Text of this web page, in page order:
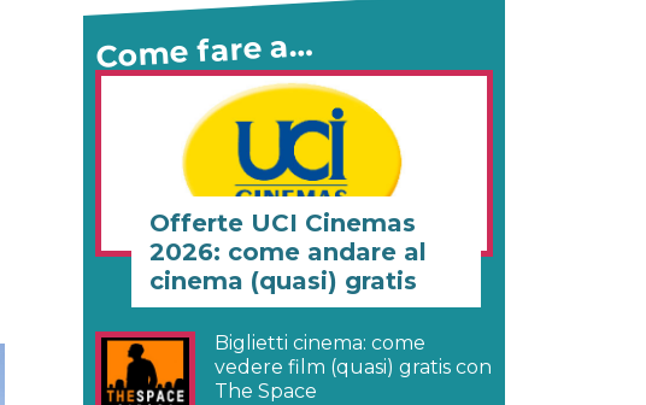
Come fare a…
Offerte UCI Cinemas
2026: come andare al
cinema (quasi) gratis
Biglietti cinema: come
vedere film (quasi) gratis con
The Space